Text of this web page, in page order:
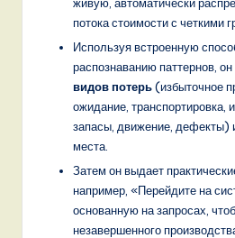
потока стоимости с четкими
Используя встроенную
распознаванию паттернов,
видов потерь(избыточное
ожидание, транспортировка,
запасы, движение, дефекты)
места.
Затем он выдает
например, «Перейдите на
основанную на запросах,
незавершенного